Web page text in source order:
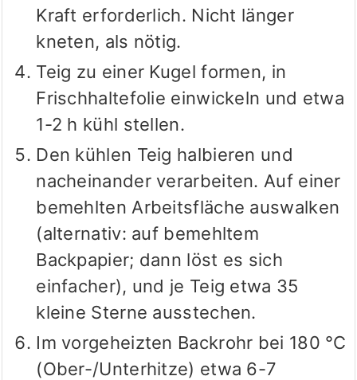
Kraft erforderlich. Nicht länger
kneten, als nötig.
Teig zu einer Kugel formen, in
Frischhaltefolie einwickeln und etwa
1-2 h kühl stellen.
Den kühlen Teig halbieren und
nacheinander verarbeiten. Auf einer
bemehlten Arbeitsfläche auswalken
(alternativ: auf bemehltem
Backpapier; dann löst es sich
einfacher), und je Teig etwa 35
kleine Sterne ausstechen.
Im vorgeheizten Backrohr bei 180 °C
(Ober-/Unterhitze) etwa 6-7